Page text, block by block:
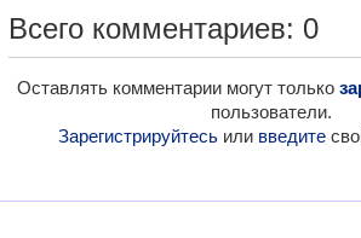
Всего комментариев: 0
Оставлять комментарии могут только
пользователи.
Зарегистрируйтесьили введите